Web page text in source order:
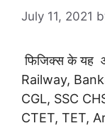
July 11, 2021
फिजिक्स के यह
Railway,
CGL, SSC
CTET, TET,